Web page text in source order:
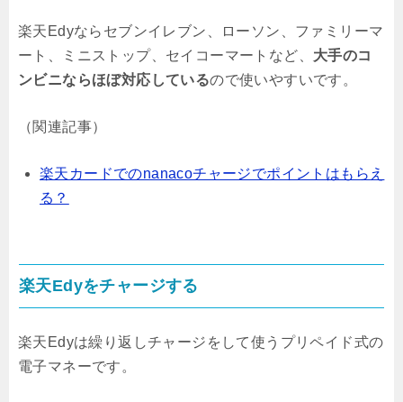
楽天Edyならセブンイレブン、ローソン、ファミリーマ
ート、ミニストップ、セイコーマートなど、 大手のコ
ンビニならほぼ対応しているので使いやすいです。
（関連記事）
楽天カードでのnanacoチャージでポイントはもらえ
る？
楽天Edyをチャージする
楽天Edyは繰り返しチャージをして使うプリペイド式の
電子マネーです。